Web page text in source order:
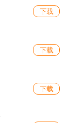
下载
下载
下载